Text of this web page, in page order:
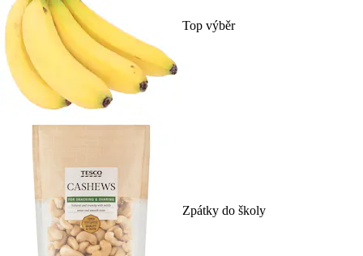
Top výběr
Zpátky do školy